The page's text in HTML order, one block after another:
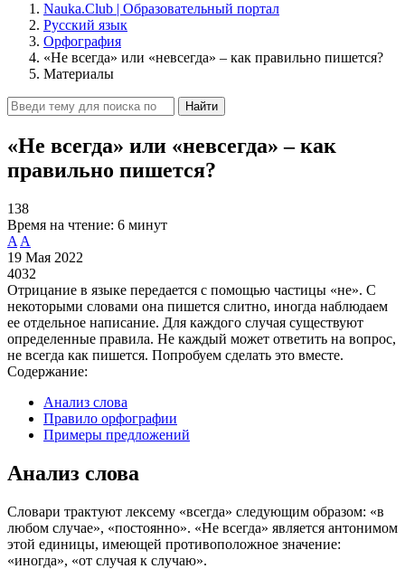
Nauka.Club | Образовательный портал
Русский язык
Орфография
«Не всегда» или «невсегда» – как правильно пишется?
Материалы
Найти
«Не всегда» или «невсегда» – как
правильно пишется?
138
Время на чтение: 6 минут
A A
19 Мая 2022
4032
Отрицание в языке передается с помощью частицы «не». С
некоторыми словами она пишется слитно, иногда наблюдаем
ее отдельное написание. Для каждого случая существуют
определенные правила. Не каждый может ответить на вопрос,
не всегда как пишется. Попробуем сделать это вместе.
Содержание:
Анализ слова
Правило орфографии
Примеры предложений
Анализ слова
Словари трактуют лексему «всегда» следующим образом: «в
любом случае», «постоянно». «Не всегда» является антонимом
этой единицы, имеющей противоположное значение:
«иногда», «от случая к случаю».